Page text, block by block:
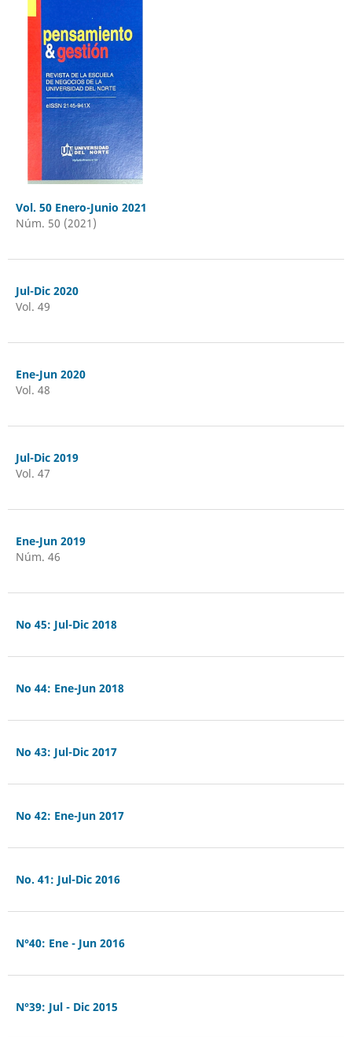
Vol. 50 Enero-Junio 2021
Núm. 50 (2021)
Jul-Dic 2020
Vol. 49
Ene-Jun 2020
Vol. 48
Jul-Dic 2019
Vol. 47
Ene-Jun 2019
Núm. 46
No 45: Jul-Dic 2018
No 44: Ene-Jun 2018
No 43: Jul-Dic 2017
No 42: Ene-Jun 2017
No. 41: Jul-Dic 2016
N°40: Ene - Jun 2016
N°39: Jul - Dic 2015